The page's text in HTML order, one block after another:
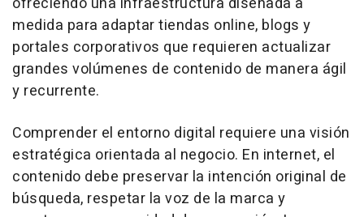
medida para adaptar tiendas online, blogs y
portales corporativos que requieren actualizar
grandes volúmenes de contenido de manera ágil
y recurrente.
Comprender el entorno digital requiere una visión
estratégica orientada al negocio. En internet, el
contenido debe preservar la intención original de
búsqueda, respetar la voz de la marca y